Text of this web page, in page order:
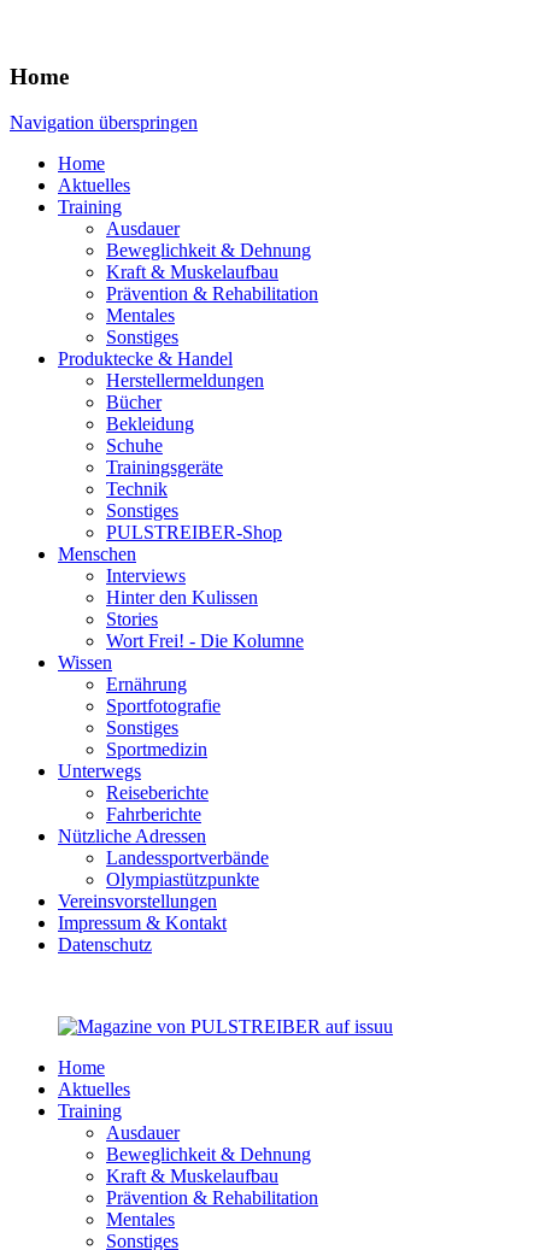
Home
Navigation überspringen
Home
Aktuelles
Training
Ausdauer
Beweglichkeit & Dehnung
Kraft & Muskelaufbau
Prävention & Rehabilitation
Mentales
Sonstiges
Produktecke & Handel
Herstellermeldungen
Bücher
Bekleidung
Schuhe
Trainingsgeräte
Technik
Sonstiges
PULSTREIBER-Shop
Menschen
Interviews
Hinter den Kulissen
Stories
Wort Frei! - Die Kolumne
Wissen
Ernährung
Sportfotografie
Sonstiges
Sportmedizin
Unterwegs
Reiseberichte
Fahrberichte
Nützliche Adressen
Landessportverbände
Olympiastützpunkte
Vereinsvorstellungen
Impressum & Kontakt
Datenschutz
Home
Aktuelles
Training
Ausdauer
Beweglichkeit & Dehnung
Kraft & Muskelaufbau
Prävention & Rehabilitation
Mentales
Sonstiges